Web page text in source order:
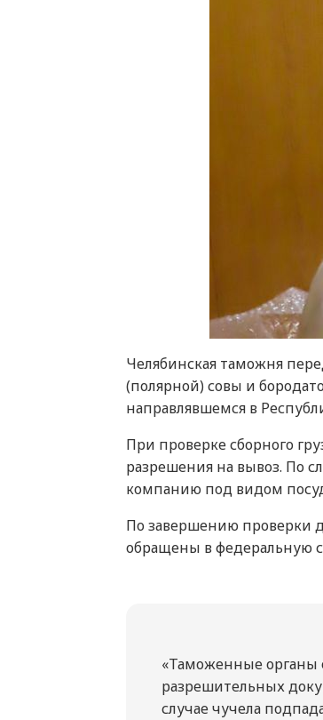
Челябинская таможня
(полярной) совы и
направлявшемся в
При проверке сборного
разрешения на вывоз. По
компанию под видом
По завершению проверки
обращены в федеральную
«Таможенные органы
разрешительных
случае чучела